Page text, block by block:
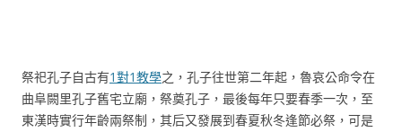
祭祀孔子自古有1對1教學之，孔子往世第二年起，魯哀公命令在
曲阜闕里孔子舊宅立廟，祭奠孔子，最後每年只要春季一次，至
東漢時實行年齡兩祭制，其后又發展到春夏秋冬逢節必祭，可是